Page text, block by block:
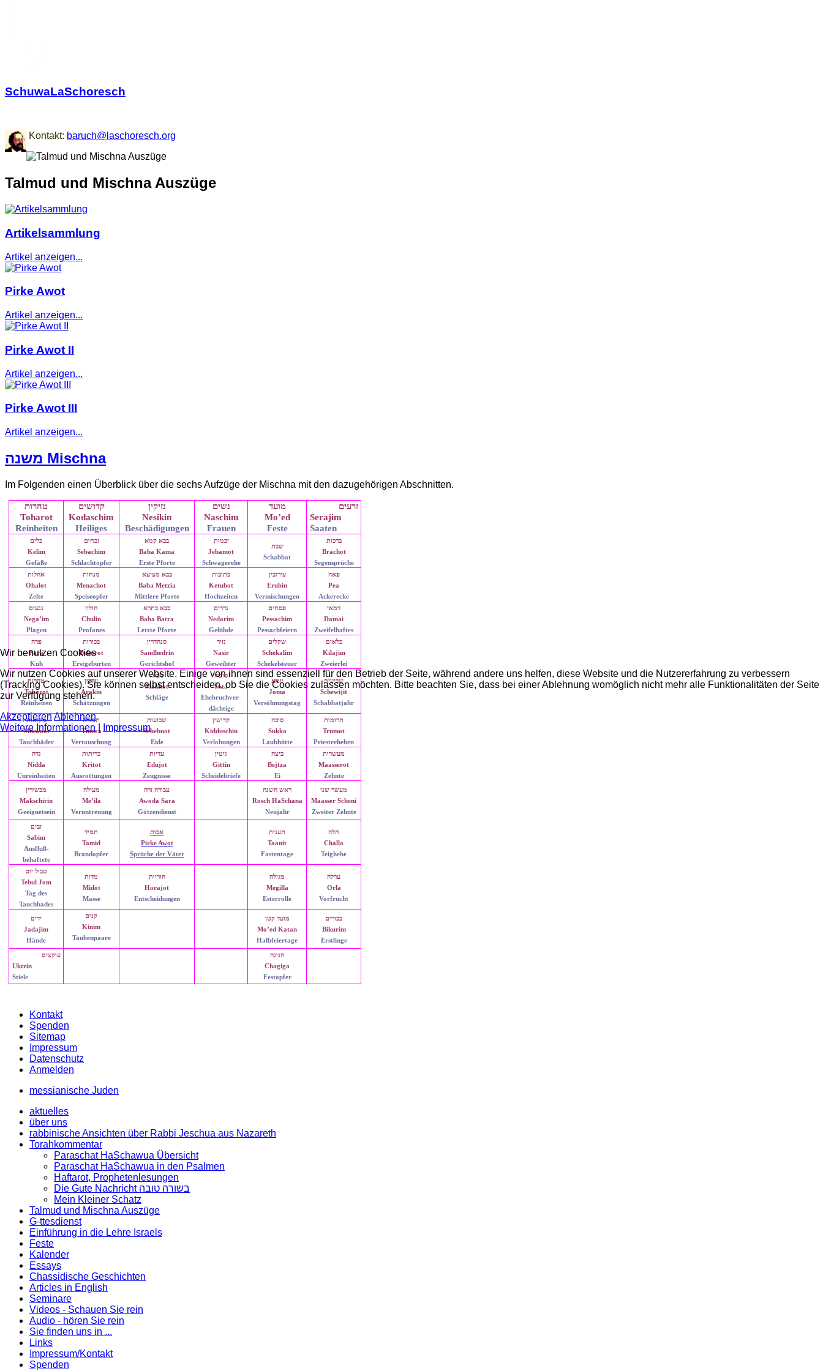
SchuwaLaSchoresch
Kontakt: baruch@laschoresch.org
Talmud und Mischna Auszüge
Artikelsammlung
Artikel anzeigen...
Pirke Awot
Artikel anzeigen...
Pirke Awot II
Artikel anzeigen...
Pirke Awot III
Artikel anzeigen...
משנה Mischna
Im Folgenden einen Überblick über die sechs Aufzüge der Mischna mit den dazugehörigen Abschnitten.
זרעים
Serajim
Saaten
מועד
Mo’ed
Feste
נשים
Naschim
Frauen
נזיקין
Nesikin
Beschädigungen
קדושים
Kodaschim
Heiliges
טהרות
Toharot
Reinheiten
ברכות
Brachot
Segensprüche
שבת
Schabbat
יבמות
Jebamot
Schwagerehe
בבא קמא
Baba Kama
Erste Pforte
זבחים
Sebachim
Schlachtopfer
כלים
Kelim
Gefäße
פאה
Pea
Ackerecke
עירובין
Erubin
Vermischungen
כתובות
Ketubot
Hochzeiten
בבא מציעא
Baba Metzia
Mittlere Pforte
מנחות
Menachot
Speiseopfer
אהלות
Ohalot
Zelte
דמאי
Damai
Zweifelhaftes
פסחים
Pessachim
Pessachfeiern
נדרים
Nedarim
Gelübde
בבא בתרא
Baba Batra
Letzte Pforte
חולין
Chulin
Profanes
נגעים
Nega’im
Plagen
כלאים
Kilajim
Zweierlei
שקלים
Schekalim
Schekelsteuer
נזיר
Nasir
Geweihter
סנהדרין
Sandhedrin
Gerichtshof
בכורות
Bekorot
Erstgeburten
פרה
Para
Kuh
שביעית
Schewijit
Schabbatjahr
יומא
Joma
Versöhnungstag
סוטה
Sota
Ehebruchver-
dächtige
מכות
Makkot
Schläge
ערכין
Arakin
Schätzungen
טהרות
Toharot
Reinheiten
תרומות
Trumot
Priesterheben
סוכה
Sukka
Laubhütte
קדושין
Kidduschin
Verlobungen
שבועות
Schebuot
Eide
תמורה
Tmura
Vertauschung
מקואות
Mikwaot
Tauchbäder
מעשרות
Maasserot
Zehnte
ביצה
Bejtza
Ei
גיטין
Gittin
Scheidebriefe
עדיות
Edujot
Zeugnisse
כריתות
Kritot
Ausrottungen
נדה
Nidda
Unreinheiten
מעשר שני
Maasser Scheni
Zweiter Zehnte
ראש השנה
Rosch HaSchana
Neujahr
עבודה זרה
Awoda Sara
Götzendienst
מעילה
Me’ila
Veruntreuung
מכשירין
Makschirin
Geeignetsein
חלה
Challa
Teighebe
תענית
Taanit
Fastentage
אבות
Pirke Awot
Sprüche der Väter
תמיד
Tamid
Brandopfer
זבים
Sabim
Ausfluß-
behaftete
ערלה
Orla
Vorfrucht
מגילה
Megilla
Esterrolle
הוריות
Horajot
Entscheidungen
מדות
Midot
Masse
טבול יום
Tebul Jom
Tag des
Tauchbades
בכורים
Bikurim
Erstlinge
מועד קטן
Mo’ed Katan
Halbfeiertage
קנים
Kinim
Taubenpaare
ידים
Jadajim
Hände
חגיגה
Chagiga
Festopfer
עוקצים
Uktzin
Stiele
Kontakt
Spenden
Sitemap
Impressum
Datenschutz
Anmelden
messianische Juden
aktuelles
über uns
rabbinische Ansichten über Rabbi Jeschua aus Nazareth
Torahkommentar
Paraschat HaSchawua Übersicht
Paraschat HaSchawua in den Psalmen
Haftarot, Prophetenlesungen
Die Gute Nachricht בשורה טובה
Mein Kleiner Schatz
Talmud und Mischna Auszüge
G-ttesdienst
Einführung in die Lehre Israels
Feste
Kalender
Essays
Chassidische Geschichten
Articles in English
Seminare
Videos - Schauen Sie rein
Audio - hören Sie rein
Sie finden uns in ...
Links
Impressum/Kontakt
Spenden
Wir benutzen Cookies
Wir nutzen Cookies auf unserer Website. Einige von ihnen sind essenziell für den Betrieb der Seite, während andere uns helfen, diese Website und die Nutzererfahrung zu verbessern
(Tracking Cookies). Sie können selbst entscheiden, ob Sie die Cookies zulassen möchten. Bitte beachten Sie, dass bei einer Ablehnung womöglich nicht mehr alle Funktionalitäten der Seite
zur Verfügung stehen.
AkzeptierenAblehnen
Weitere Informationen
Impressum